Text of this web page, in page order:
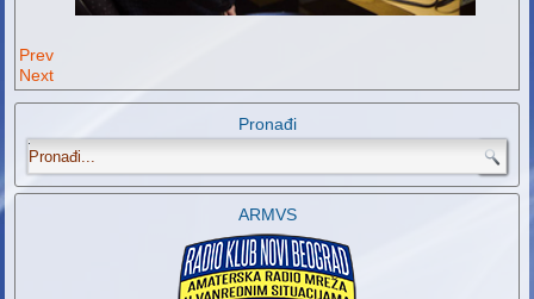
Prev
Next
Pronađi
.
ARMVS